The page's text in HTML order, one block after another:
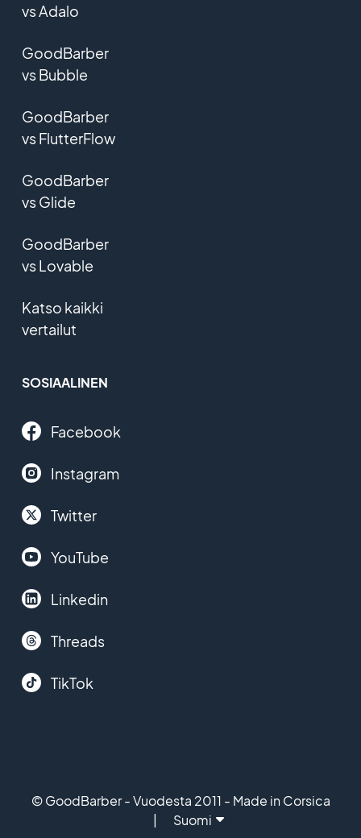
vs Adalo
GoodBarber
vs Bubble
GoodBarber
vs FlutterFlow
GoodBarber
vs Glide
GoodBarber
vs Lovable
Katso kaikki
vertailut
SOSIAALINEN
Facebook
Instagram
Twitter
YouTube
Linkedin
Threads
TikTok
© GoodBarber - Vuodesta 2011 - Made in Corsica
Suomi